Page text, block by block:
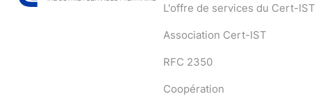
L'offre de services du Cert-IST
Association Cert-IST
RFC 2350
Coopération